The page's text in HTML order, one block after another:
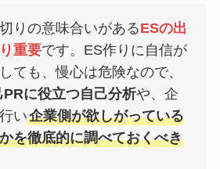
りの意味合いがあるESの出
重要です。ES作りに自信が
ても、慢心は危険なので、
PRに役立つ自己分析や、企
い企業側が欲しがっている
を徹底的に調べておくべき